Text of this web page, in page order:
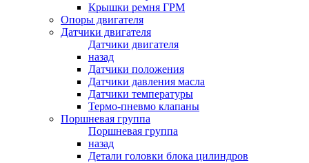
Крышки ремня ГРМ
Опоры двигателя
Датчики двигателя
Датчики двигателя
назад
Датчики положения
Датчики давления масла
Датчики температуры
Термо-пневмо клапаны
Поршневая группа
Поршневая группа
назад
Детали головки блока цилиндров